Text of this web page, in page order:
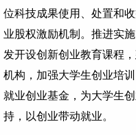
位科技成果使用、处置和
业股权激励机制。推进实
发开设创新创业教育课程
机构，加强大学生创业培
就业创业基金，为大学生
持，以创业带动就业。